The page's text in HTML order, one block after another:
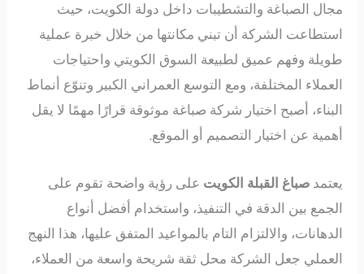
مجال الصباغة والتشطيبات داخل دولة الكويت، حيث
استطاعت الشركة أن تبني مكانتها من خلال خبرة عملية
طويلة وفهم عميق لطبيعة السوق الكويتي واحتياجات
العملاء المختلفة، ومع التوسع العمراني الكبير وتنوّع أنماط
البناء، أصبح اختيار شركة صباغة موثوقة قرارًا مهمًا لا يقل
أهمية عن اختيار التصميم أو الموقع.
يعتمدصباغ القبلة الكويت على رؤية واضحة تقوم على
الجمع بين الدقة في التنفيذ، واستخدام أفضل أنواع
الدهانات، والالتزام التام بالمواعيد المتفق عليها، هذا النهج
العملي جعل الشركة محل ثقة شريحة واسعة من العملاء،